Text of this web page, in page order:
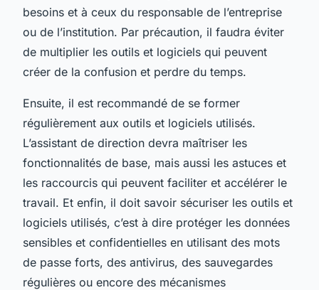
besoins et à ceux du responsable de l’entreprise
ou de l’institution. Par précaution, il faudra éviter
de multiplier les outils et logiciels qui peuvent
créer de la confusion et perdre du temps.
Ensuite, il est recommandé de se former
régulièrement aux outils et logiciels utilisés.
L’assistant de direction devra maîtriser les
fonctionnalités de base, mais aussi les astuces et
les raccourcis qui peuvent faciliter et accélérer le
travail. Et enfin, il doit savoir sécuriser les outils et
logiciels utilisés, c’est à dire protéger les données
sensibles et confidentielles en utilisant des mots
de passe forts, des antivirus, des sauvegardes
régulières ou encore des mécanismes